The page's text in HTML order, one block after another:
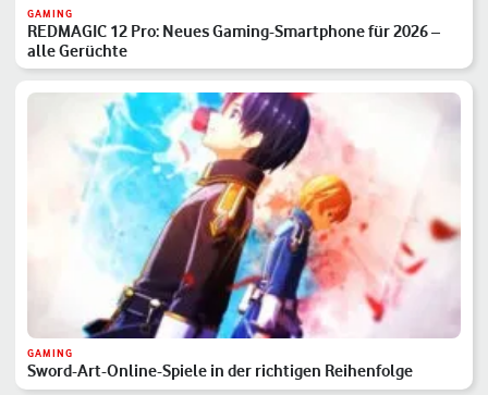
GAMING
REDMAGIC 12 Pro: Neues Gaming-Smartphone für 2026 –
alle Gerüchte
GAMING
Sword-Art-Online-Spiele in der richtigen Reihenfolge